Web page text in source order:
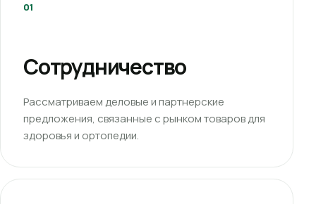
01
Сотрудничество
Рассматриваем деловые и партнерские
предложения, связанные с рынком товаров для
здоровья и ортопедии.